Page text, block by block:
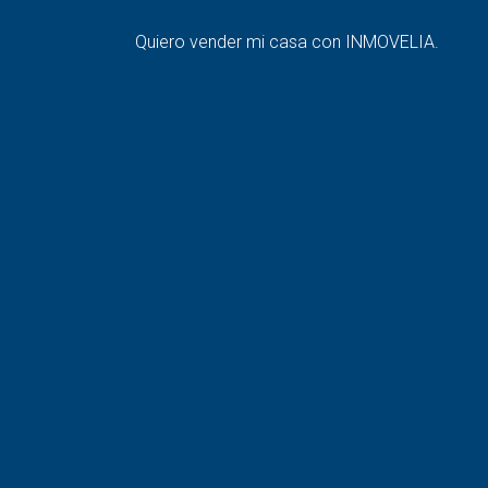
Quiero vender mi casa con INMOVELIA.